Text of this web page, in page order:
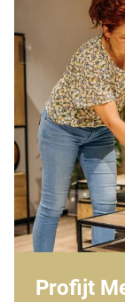
Profijt